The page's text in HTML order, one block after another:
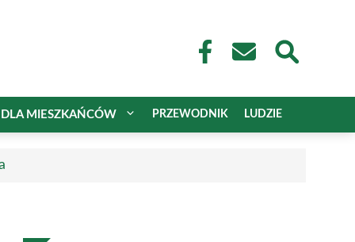
DLA MIESZKAŃCÓW PRZEWODNIK LUDZIE